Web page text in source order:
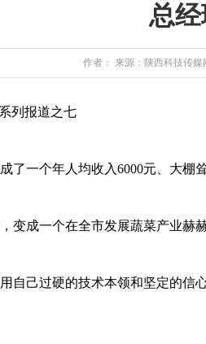
总
作者： 来源：陕西科技传媒
列报道之七
了一个年人均收入6000元、大棚
变成一个在全市发展蔬菜产业赫
自己过硬的技术本领和坚定的